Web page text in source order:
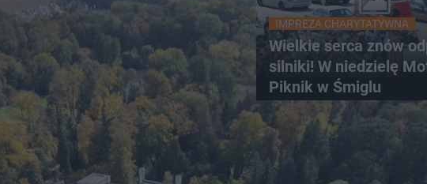
IMPREZA CHARYTATYWNA
Wielkie serca znów
silniki! W niedzielę
Piknik w Śmiglu